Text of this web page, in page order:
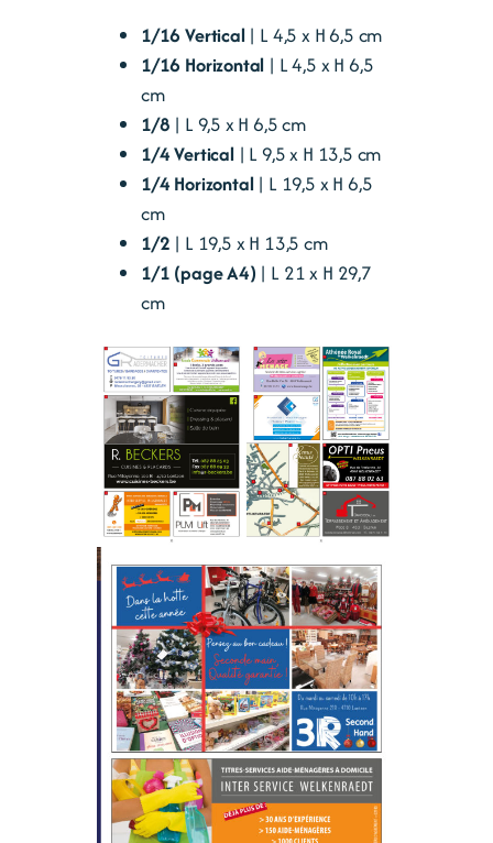
1/16 Vertical| L 4,5 x H 6,5 cm
1/16 Horizontal | L 4,5 x H 6,5
cm
1/8 | L 9,5 x H 6,5 cm
1/4 Vertical| L 9,5 x H 13,5 cm
1/4 Horizontal| L 19,5 x H 6,5
cm
1/2 | L 19,5 x H 13,5 cm
1/1 (page A4) | L 21 x H 29,7
cm